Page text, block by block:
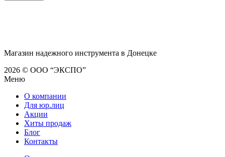
Магазин надежного инструмента в Донецке
2026 © ООО “ЭКСПО”
Меню
О компании
Для юр.лиц
Акции
Хиты продаж
Блог
Контакты